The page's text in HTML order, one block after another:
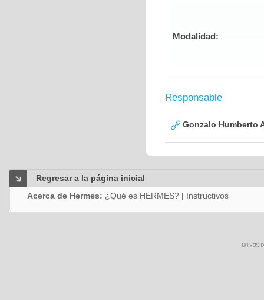
Modalidad:
Responsable
Gonzalo Humberto
Regresar a la página inicial
Acerca de Hermes: ¿Qué es HERMES? | Instructivos